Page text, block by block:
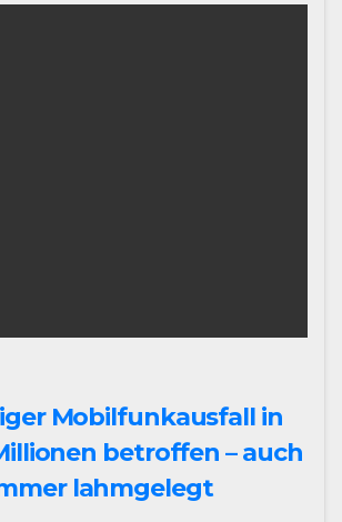
Mobilfunkausfall in
betroffen – auch
lahmgelegt